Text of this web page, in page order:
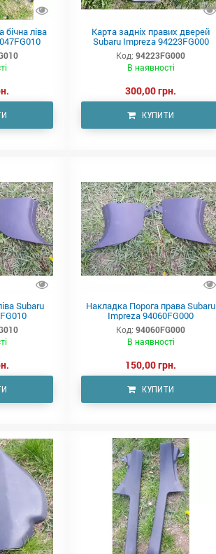
ліва Карта задніх правих дверей
Subaru Impreza 94223FG000
Код: 94223FG000
В наявності
300,00 грн.
КУПИТИ
Subaru Накладка Порога права Subaru
Impreza 94060FG000
Код: 94060FG000
В наявності
150,00 грн.
КУПИТИ